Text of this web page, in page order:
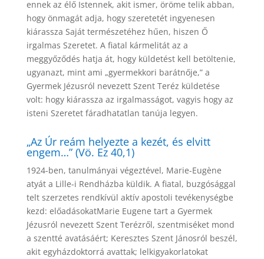
ennek az élő Istennek, akit ismer, öröme telik abban,
hogy önmagát adja, hogy szeretetét ingyenesen
kiárassza Saját természetéhez hűen, hiszen Ő
irgalmas Szeretet. A fiatal kármelitát az a
meggyőződés hatja át, hogy küldetést kell betöltenie,
ugyanazt, mint ami „gyermekkori barátnője,” a
Gyermek Jézusról nevezett Szent Teréz küldetése
volt: hogy kiárassza az irgalmasságot, vagyis hogy az
isteni Szeretet fáradhatatlan tanúja legyen.
„Az Úr reám helyezte a kezét, és elvitt
engem…” (Vö. Ez 40,1)
1924-ben, tanulmányai végeztével, Marie-Eugène
atyát a Lille-i Rendházba küldik. A fiatal, buzgósággal
telt szerzetes rendkívül aktív apostoli tevékenységbe
kezd: előadásokatMarie Eugene tart a Gyermek
Jézusról nevezett Szent Terézről, szentmiséket mond
a szentté avatásáért; Keresztes Szent Jánosról beszél,
akit egyházdoktorrá avattak; lelkigyakorlatokat